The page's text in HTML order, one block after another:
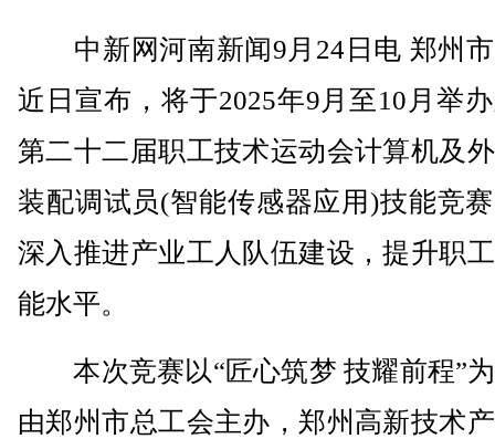
中新网河南新闻9月24日电 郑州市
近日宣布，将于2025年9月至10月举
第二十二届职工技术运动会计算机及
装配调试员(智能传感器应用)技能竞
深入推进产业工人队伍建设，提升职
能水平。
本次竞赛以“匠心筑梦 技耀前程”
由郑州市总工会主办，郑州高新技术